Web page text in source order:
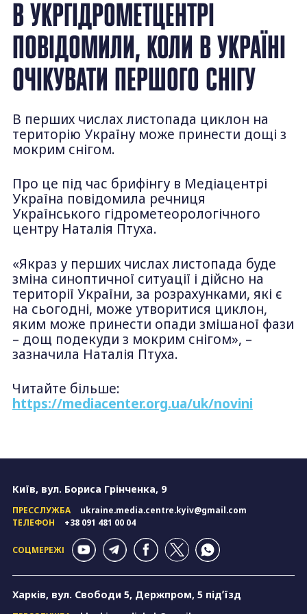
В УКРГІДРОМЕТЦЕНТРІ
ПОВІДОМИЛИ, КОЛИ В УКРАЇНІ
ОЧІКУВАТИ ПЕРШОГО СНІГУ
В перших числах листопада циклон на
територію Україну може принести дощі з
мокрим снігом.
Про це під час брифінгу в Медіацентрі
Україна повідомила речниця
Українського гідрометеорологічного
центру Наталія Птуха.
«Якраз у перших числах листопада буде
зміна синоптичної ситуації і дійсно на
території України, за розрахунками, які є
на сьогодні, може утворитися циклон,
яким може принести опади змішаної фази
– дощ подекуди з мокрим снігом», –
зазначила Наталія Птуха.
Читайте більше:
https://mediacenter.org.ua/uk/novini
Київ, вул. Бориса Грінченка, 9
ПРЕССЛУЖБА
ukraine.media.centre.kyiv@gmail.com
ТЕЛЕФОН
+38 091 481 00 04
СОЦМЕРЕЖІ
Харків, вул. Свободи 5, Держпром, 5 підʼїзд